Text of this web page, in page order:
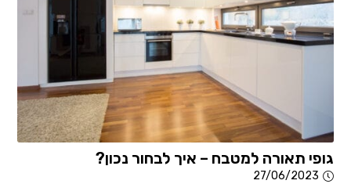
גופי תאורה למטבח – איך לבחור נכון?
27/06/2023